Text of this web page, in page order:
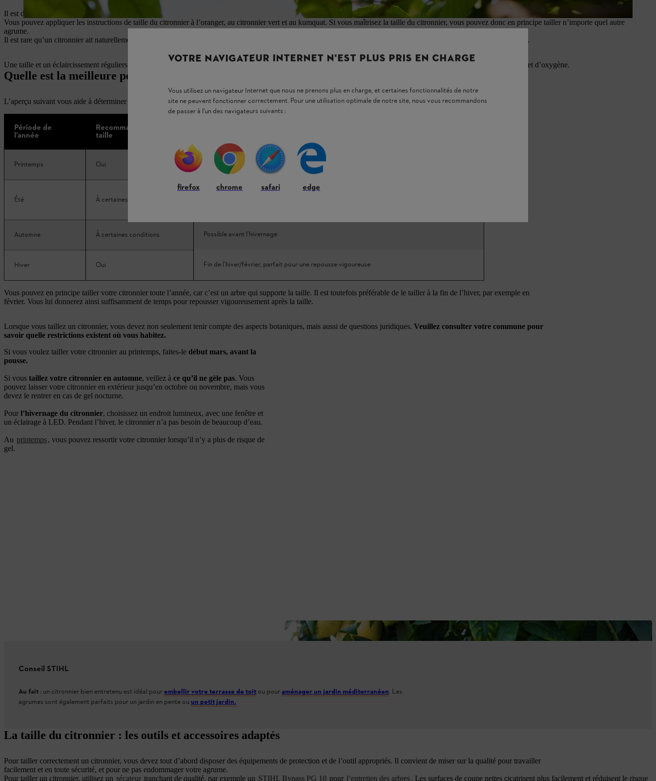
Il est donc recommandé d’éliminer les gourmands.
Vous pouvez appliquer les instructions de taille du citronnier à l’oranger, au citronnier vert et au kumquat. Si vous maîtrisez la taille du citronnier, vous pouvez donc en principe tailler n’importe quel autre
agrume.
Il est rare qu’un citronnier ait naturellement une belle couronne équilibrée. Il est donc recommandé de tailler les jeunes citronniers pour leur donner une forme harmonieuse.
Une taille et un éclaircissement réguliers de votre citronnier favorisent par ailleurs une croissance saine et une récolte abondante, car l’arbre reçoit suffisamment de lumière et d’oxygène.
Quelle est la meilleure période pour tailler un citronnier ?
L’aperçu suivant vous aide à déterminer le bon moment pour tailler votre citronnier à feuillage persistant (Citrus limon).
Période de
l’année
Recommandation de
taille
Printemps Oui Avant la pousse, au plus tard en mars (tenir compte ds réglementations locales !)
Été À certaines conditions
Petites coupes de formation et d’entretien uniquement (tenir compte ds réglementations
Automne À certaines conditions Possible avant l’hivernage
Hiver Oui Fin de l’hiver/février, parfait pour une repousse vigoureuse
Vous pouvez en principe tailler votre citronnier toute l’année, car c’est un arbre qui supporte la taille. Il est toutefois préférable de le tailler à la fin de l’hiver, par exemple en
février. Vous lui donnerez ainsi suffisamment de temps pour repousser vigoureusement après la taille.
Lorsque vous taillez un citronnier, vous devez non seulement tenir compte des aspects botaniques, mais aussi de questions juridiques. Veuillez consulter votre commune pour
savoir quelle restrictions existent où vous habitez.
Le citronnier peut être utilisé comme une plante en pot décorative.
Si vous voulez tailler votre citronnier au printemps, faites-le début mars, avant la
pousse.
Si vous taillez votre citronnier en automne, veillez à ce qu’il ne gèle pas. Vous
pouvez laisser votre citronnier en extérieur jusqu’en octobre ou novembre, mais vous
devez le rentrer en cas de gel nocturne.
Pour l’hivernage du citronnier, choisissez un endroit lumineux, avec une fenêtre et
un éclairage à LED. Pendant l’hiver, le citronnier n’a pas besoin de beaucoup d’eau.
Au printemps, vous pouvez ressortir votre citronnier lorsqu’il n’y a plus de risque de
gel.
Conseil STIHL
Au fait : un citronnier bien entretenu est idéal pour embellir votre terrasse de toit ou pouraménager un jardin méditerranéen. Les
agrumes sont également parfaits pour un jardin en pente ou un petit jardin.
La taille du citronnier : les outils et accessoires adaptés
Pour tailler correctement un citronnier, vous devez tout d’abord disposer des équipements de protection et de l’outil appropriés. Il convient de miser sur la qualité pour travailler
facilement et en toute sécurité, et pour ne pas endommager votre agrume.
Pour tailler un citronnier, utilisez un sécateur tranchant de qualité, par exemple un STIHL Bypass PG 10 pour l’entretien des arbres. Les surfaces de coupe nettes cicatrisent plus facilement et réduisent le risque
VOTRE NAVIGATEUR INTERNET N'EST PLUS PRIS EN CHARGE
Vous utilisez un navigateur Internet que nous ne prenons plus en charge, et certaines fonctionnalités de notre
site ne peuvent fonctionner correctement. Pour une utilisation optimale de notre site, nous vous recommandons
de passer à l'un des navigateurs suivants :
firefox chrome safari edge